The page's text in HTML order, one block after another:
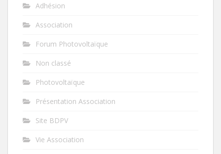
Adhésion
Association
Forum Photovoltaïque
Non classé
Photovoltaïque
Présentation Association
Site BDPV
Vie Association